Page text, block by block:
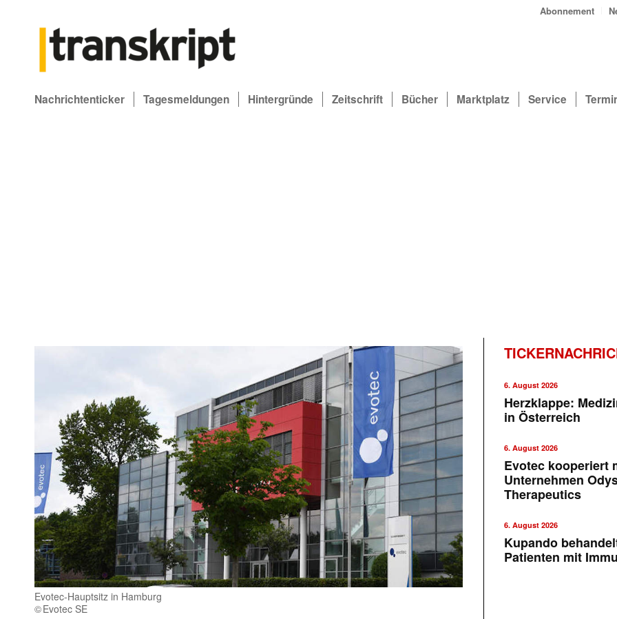
Abonnement
Nachrichtenticker Tagesmeldungen Hintergründe Zeitschrift Bücher Marktplatz Service
Evotec-Hauptsitz in Hamburg
Evotec SE
6. August 2026
Herzklappe:
in Österreich
6. August 2026
Evotec kooperiert
Unternehmen
Therapeutics
6. August 2026
Kupando
Patienten mit